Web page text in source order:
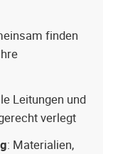
finden
Leitungen und
verlegt
: Materialien,